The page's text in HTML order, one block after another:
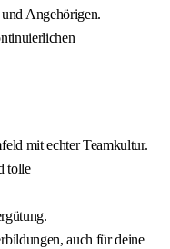
Angehörigen.
mit echter Teamkultur.
tolle
auch für deine